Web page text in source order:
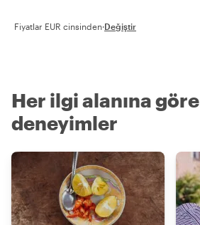
Fiyatlar EUR cinsinden·Değiştir
Her ilgi alanına göre
deneyimler